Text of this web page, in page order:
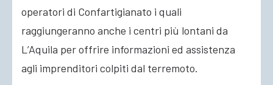
operatori di Confartigianato i quali
raggiungeranno anche i centri più lontani da
L’Aquila per offrire informazioni ed assistenza
agli imprenditori colpiti dal terremoto.